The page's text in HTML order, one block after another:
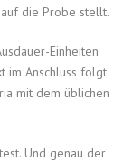
die Probe stellt.
Einheiten
im Anschluss folgt
mit dem üblichen
Und genau der